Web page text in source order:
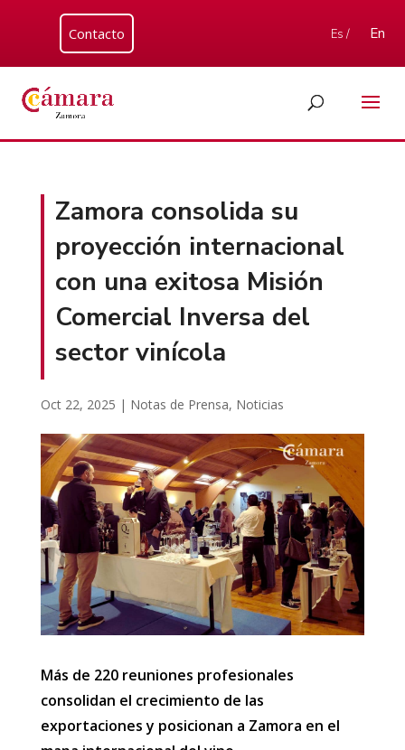
Contacto Es / En
Zamora consolida su
proyección internacional
con una exitosa Misión
Comercial Inversa del
sector vinícola
Oct 22, 2025 | Notas de Prensa, Noticias
Más de 220 reuniones profesionales
consolidan el crecimiento de las
exportaciones y posicionan a Zamora en el